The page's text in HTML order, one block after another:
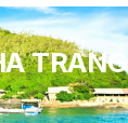
TRANG